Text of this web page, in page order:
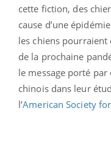
cette fiction, des
cause d’une
les chiens pourraient
de la prochaine
le message porté
chinois dans leur
l’American Society